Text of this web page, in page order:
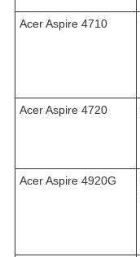
Acer Aspire 4710
Acer Aspire 4720
Acer Aspire 4920G